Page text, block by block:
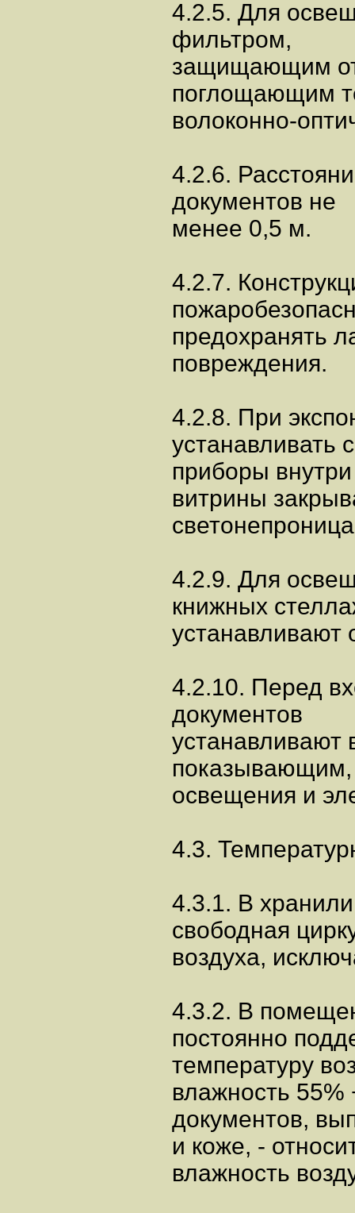
4.2.5. Для
фильтром,
защищающим от
поглощающим
волоконно-
4.2.6.
документов не
менее 0,5 м.
4.2.7.
предохранять
повреждения.
4.2.8. При
устанавливать
приборы
витрины
4.2.9. Для
книжных
устанавливают
4.2.10. Перед
документов
устанавливают
показывающим,
освещения и
4.3.
4.3.1. В
свободная
воздуха,
4.3.2. В
постоянно
температуру
влажность 55%
документов,
и коже, -
влажность